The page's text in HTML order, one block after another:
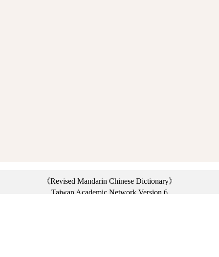
《Revised Mandarin Chinese Dictionary》
Taiwan Academic Network Version 6